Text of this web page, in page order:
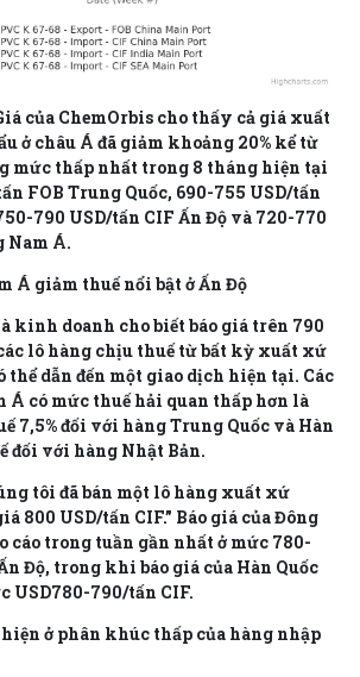
của ChemOrbis cho thấy cả giá xuất
ở châu Á đã giảm khoảng 20% kể từ
mức thấp nhất trong 8 tháng hiện tại
FOB Trung Quốc, 690-755 USD/tấn
790 USD/tấn CIF Ấn Độ và 720-770
Nam Á.
Á giảm thuế nổi bật ở Ấn Độ
kinh doanh cho biết báo giá trên 790
lô hàng chịu thuế từ bất kỳ xuất xứ
thể dẫn đến một giao dịch hiện tại. Các
Á có mức thuế hải quan thấp hơn là
7,5% đối với hàng Trung Quốc và Hàn
đối với hàng Nhật Bản.
tôi đã bán một lô hàng xuất xứ
800 USD/tấn CIF.” Báo giá của Đông
cáo trong tuần gần nhất ở mức 780-
Độ, trong khi báo giá của Hàn Quốc
USD780-790/tấn CIF.
ở phân khúc thấp của hàng nhập